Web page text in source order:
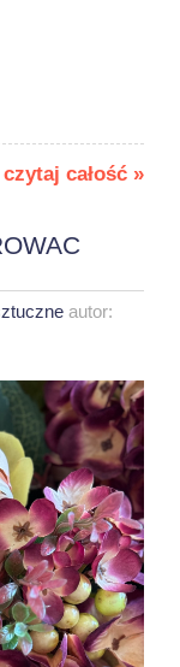
czytaj całość »
autor: